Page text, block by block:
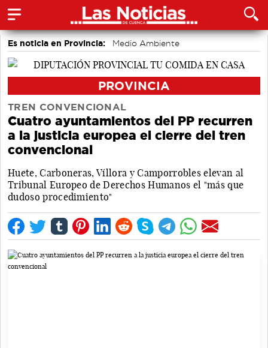
Es noticia en Provincia:
Medio Ambiente
accidentes laborales
PROVINCIA
TREN CONVENCIONAL
Cuatro ayuntamientos del PP recurren
a la justicia europea el cierre del tren
convencional
Huete, Carboneras, Víllora y Camporrobles elevan al
Tribunal Europeo de Derechos Humanos el "más que
dudoso procedimiento"